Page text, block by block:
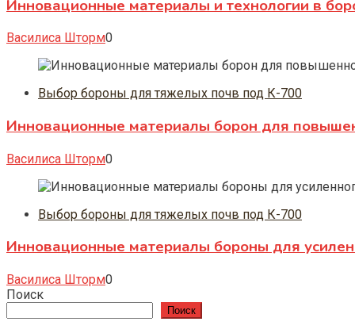
Инновационные материалы и технологии в
Василиса Шторм0
Выбор бороны для тяжелых почв под К-700
Инновационные материалы борон для
Василиса Шторм0
Выбор бороны для тяжелых почв под К-700
Инновационные материалы бороны для
Василиса Шторм0
Поиск
Поиск